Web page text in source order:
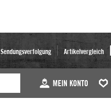
Sendungsverfolgung Artikelvergleich
MEIN KONTO